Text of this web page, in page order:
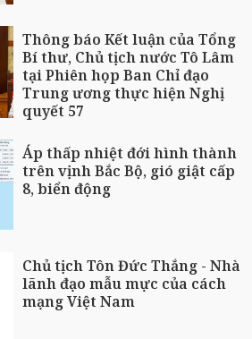
Thông báo Kết luận của Tổng
Bí thư, Chủ tịch nước Tô Lâm
tại Phiên họp Ban Chỉ đạo
Trung ương thực hiện Nghị
quyết 57
Áp thấp nhiệt đới hình thành
trên vịnh Bắc Bộ, gió giật cấp
8, biển động
Chủ tịch Tôn Đức Thắng - Nhà
lãnh đạo mẫu mực của cách
mạng Việt Nam